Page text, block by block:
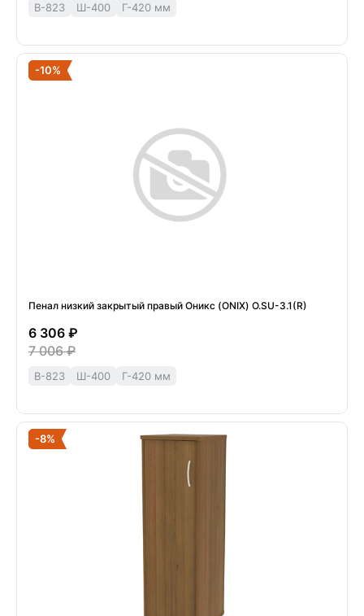
В-823 Ш-400 Г-420 мм
-10%
Пенал низкий закрытый правый Оникс (ONIX) O.SU-3.1(R)
6 306 ₽
7 006 ₽
В-823 Ш-400 Г-420 мм
-8%